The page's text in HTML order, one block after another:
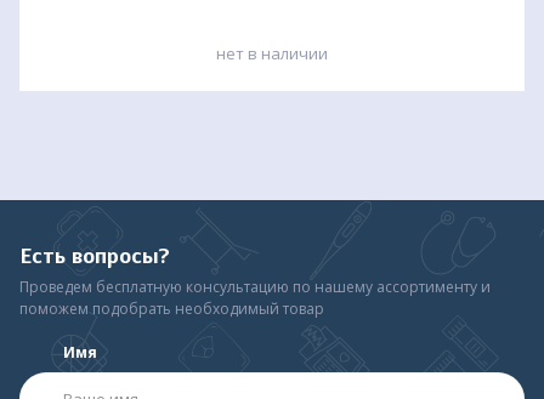
нет в наличии
Есть вопросы?
Проведем бесплатную консультацию по нашему ассортименту и
поможем подобрать необходимый товар
Имя